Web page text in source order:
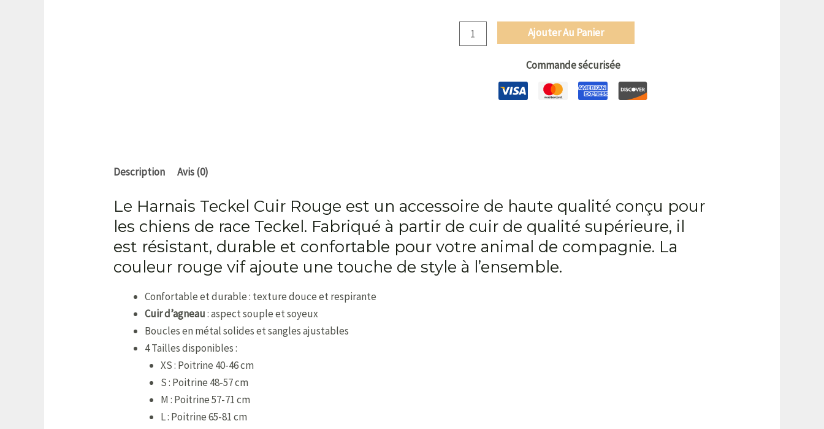
Ajouter Au Panier
Commande sécurisée
Description Avis (0)
Le Harnais Teckel Cuir Rouge est un accessoire de haute qualité conçu pour
les chiens de race Teckel. Fabriqué à partir de cuir de qualité supérieure, il
est résistant, durable et confortable pour votre animal de compagnie. La
couleur rouge vif ajoute une touche de style à l’ensemble.
Confortable et durable : texture douce et respirante
Cuir d’agneau: aspect souple et soyeux
Boucles en métal solides et sangles ajustables
4 Tailles disponibles :
XS : Poitrine 40-46 cm
S : Poitrine 48-57 cm
M : Poitrine 57-71 cm
L : Poitrine 65-81 cm